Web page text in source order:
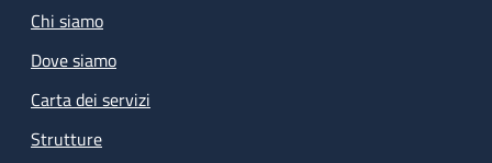
Chi siamo
Dove siamo
Carta dei servizi
Strutture